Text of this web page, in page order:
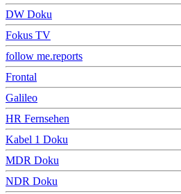
DW Doku
Fokus TV
follow me.reports
Frontal
Galileo
HR Fernsehen
Kabel 1 Doku
MDR Doku
NDR Doku